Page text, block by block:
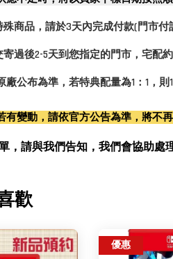
商品，請於3天內完成付款(門市付
過後2-5天到您指定的門市，宅配
公布為準，若特典配量為1：1，
變動，請依官方公告為準，將不再
，請與我們告知，我們會協助
歡
優惠